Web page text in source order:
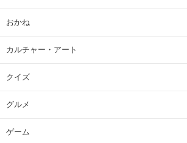
おかね
カルチャー・アート
クイズ
グルメ
ゲーム